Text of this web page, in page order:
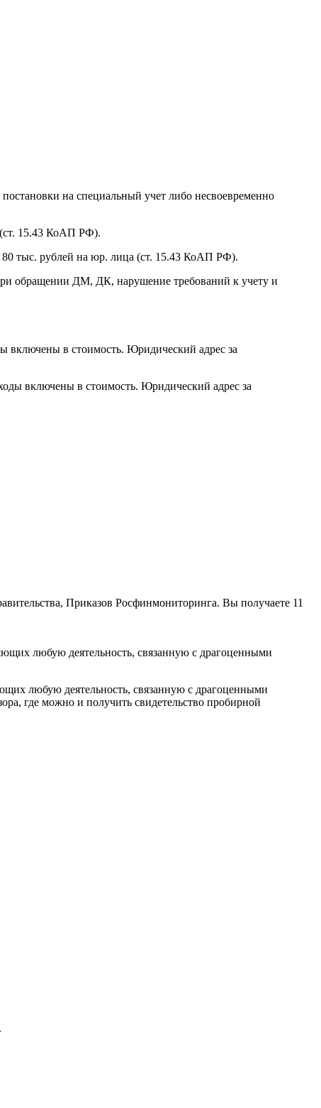
на специальный учет либо несвоевременно
(ст. 15.43 КоАП РФ).
тыс. рублей на юр. лица (ст. 15.43 КоАП РФ).
обращении ДМ, ДК, нарушение требований к учету и
в стоимость. Юридический адрес за
включены в стоимость. Юридический адрес за
Приказов Росфинмониторинга. Вы получаете 11
любую деятельность, связанную с драгоценными
любую деятельность, связанную с драгоценными
где можно и получить свидетельство пробирной